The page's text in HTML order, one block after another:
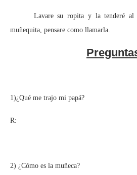
Lavare su ropita y la tenderé al
muñequita, pensare como llamarla.
1)¿Qué me trajo mi papá?
R:
2) ¿Cómo es la muñeca?